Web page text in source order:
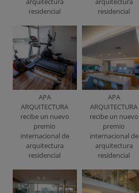
residencial
residencial
APA
ARQUITECTURA
recibe un nuevo
premio
internacional de
arquitectura
residencial
APA
ARQUITECTURA
recibe un nuevo
premio
internacional de
arquitectura
residencial